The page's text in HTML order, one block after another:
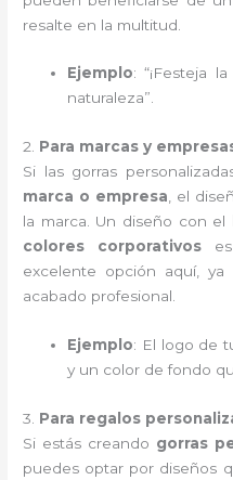
resalte en la multitud.
Ejemplo: “¡Festeja
naturaleza”.
2. Para marcas y
Si las gorras
marca o empresa, el
la marca. Un diseño con el
colores corporativos
excelente opción aquí,
acabado profesional.
Ejemplo: El logo de
y un color de fondo
3. Para regalos
Si estás creando gorras
puedes optar por diseños